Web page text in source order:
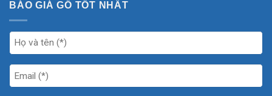
BÁO GIÁ GỖ TỐT NHẤT